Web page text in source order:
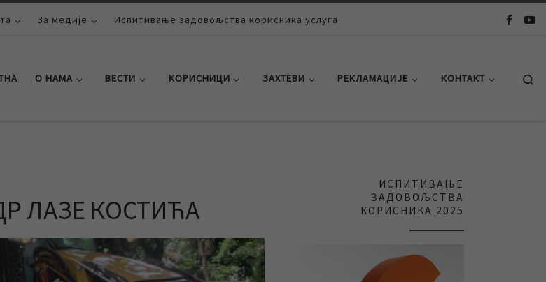
За медије Испитивање задовољства корисника услуга
О НАМА ВЕСТИ КОРИСНИЦИ ЗАХТЕВИ РЕКЛАМАЦИЈЕ КОНТАКТ
ЛАЗЕ КОСТИЋА
ИСПИТИВАЊЕ
ЗАДОВОЉСТВА
КОРИСНИКА 2025